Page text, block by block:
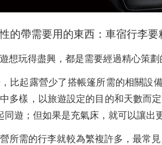
的帶需要用的東西：車宿行李要
想玩得盡興，都是需要經過精心策劃
比起露營少了搭帳篷所需的相關設
多樣，以旅遊設定的目的和天數而
遊；但如果是充氣床，就可以讓出
所需的行李就較為繁複許多，最常